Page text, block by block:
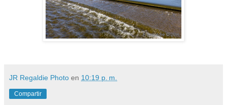
JR Regaldie Photo en 10:19 p. m.
Compartir